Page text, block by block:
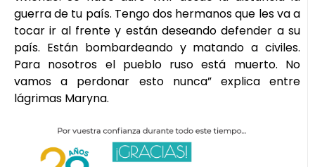
guerra de tu país. Tengo dos hermanos que les va a
tocar ir al frente y están deseando defender a su
país. Están bombardeando y matando a civiles.
Para nosotros el pueblo ruso está muerto. No
vamos a perdonar esto nunca” explica entre
lágrimas Maryna.